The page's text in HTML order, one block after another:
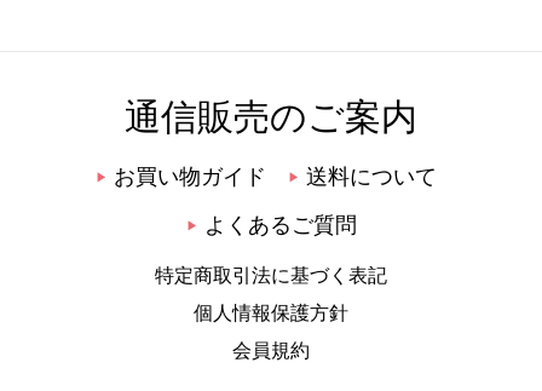
通信販売のご案内
▶ お買い物ガイド ▶ 送料について
▶ よくあるご質問
特定商取引法に基づく表記
個人情報保護方針
会員規約